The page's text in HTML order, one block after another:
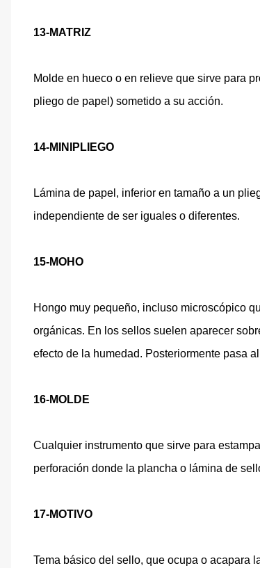
13-MATRIZ
Molde en hueco o en relieve que sirve para
pliego de papel) sometido a su acción.
14-MINIPLIEGO
Lámina de papel, inferior en tamaño a un
independiente de ser iguales o diferentes.
15-MOHO
Hongo muy pequeño, incluso microscópico
orgánicas. En los sellos suelen aparecer
efecto de la humedad. Posteriormente pasa
16-MOLDE
Cualquier instrumento que sirve para
perforación donde la plancha o lámina de
17-MOTIVO
Tema básico del sello, que ocupa o acapara